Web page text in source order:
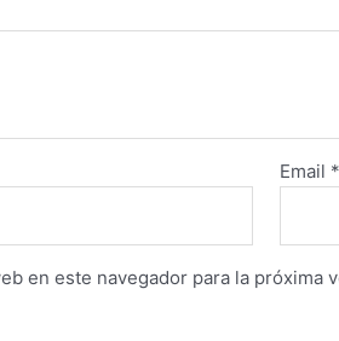
Email *
en este navegador para la próxima